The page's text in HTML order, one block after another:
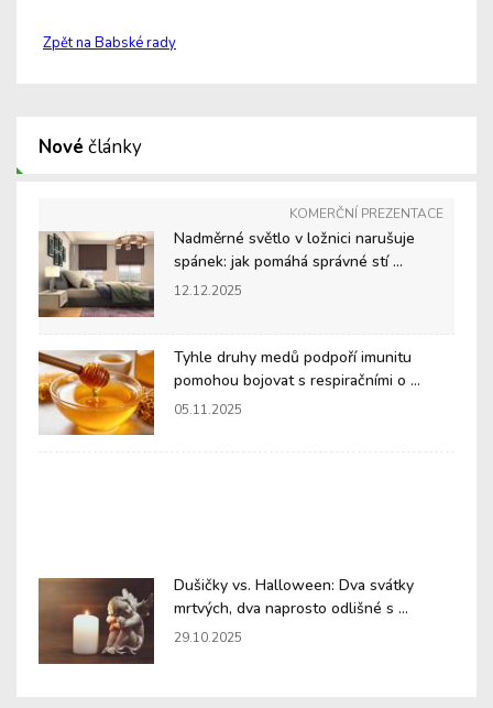
Zpět na Babské rady
Nové články
KOMERČNÍ PREZENTACE
Nadměrné světlo v ložnici narušuje
spánek: jak pomáhá správné stí ...
12.12.2025
Tyhle druhy medů podpoří imunitu
pomohou bojovat s respiračními o ...
05.11.2025
Dušičky vs. Halloween: Dva svátky
mrtvých, dva naprosto odlišné s ...
29.10.2025